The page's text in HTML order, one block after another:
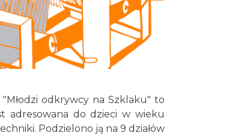
odkrywcy na Szklaku" to
adresowana do dzieci w wieku
Podzielono ją na 9 działów